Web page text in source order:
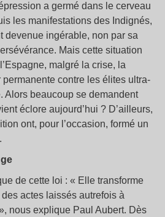
a germé dans le cerveau
les manifestations des Indignés,
devenue ingérable, non par sa
Mais cette situation
malgré la crise, la
contre les élites ultra-
Alors beaucoup se demandent
éclore aujourd’hui ? D’ailleurs,
ont, pour l’occasion, formé un
de cette loi : « Elle transforme
actes laissés autrefois à
nous explique Paul Aubert. Dès